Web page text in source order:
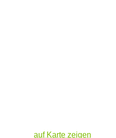
auf Karte zeigen